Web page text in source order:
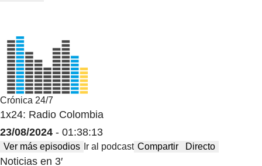
Crónica 24/7
1x24: Radio Colombia
23/08/2024 - 01:38:13
Ver más episodios Ir al podcast Compartir Directo
Noticias en 3′